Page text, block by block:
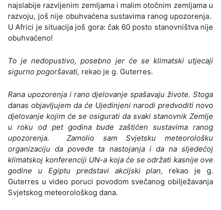
najslabije razvijenim zemljama i malim otočnim zemljama u
razvoju, još nije obuhvaćena sustavima ranog upozorenja.
U Africi je situacija još gora: čak 60 posto stanovništva nije
obuhvaćeno!
To je nedopustivo, posebno jer će se klimatski utjecaji
sigurno pogoršavati, rekao je g. Guterres.
Rana upozorenja i rano djelovanje spašavaju živote. Stoga
danas objavljujem da će Ujedinjeni narodi predvoditi novo
djelovanje kojim će se osigurati da svaki stanovnik Zemlje
u roku od pet godina bude zaštićen sustavima ranog
upozorenja. Zamolio sam Svjetsku meteorološku
organizaciju da povede ta nastojanja i da na sljedećoj
klimatskoj konferenciji UN-a koja će se održati kasnije ove
godine u Egiptu predstavi akcijski plan, rekao je g.
Guterres u video poruci povodom svečanog obilježavanja
Svjetskog meteorološkog dana.